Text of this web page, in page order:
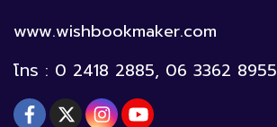
www.wishbookmaker.com
โทร : 0 2418 2885, 06 3362 8955